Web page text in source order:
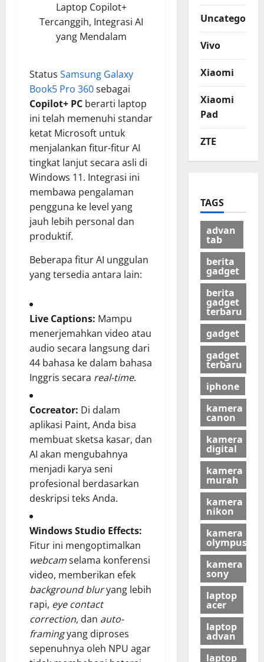
Laptop Copilot+
Tercanggih, Integrasi AI
yang Mendalam
Status Samsung Galaxy
Book5 Pro 360sebagai
Copilot+ PC berarti laptop
ini telah memenuhi standar
ketat Microsoft untuk
menjalankan fitur-fitur AI
tingkat lanjut secara asli di
Windows 11. Integrasi ini
membawa pengalaman
pengguna ke level yang
jauh lebih personal dan
produktif.
Beberapa fitur AI unggulan
yang tersedia antara lain:
Live Captions: Mampu
menerjemahkan video atau
audio secara langsung dari
44 bahasa ke dalam bahasa
Inggris secara real-time.
Cocreator: Di dalam
aplikasi Paint, Anda bisa
membuat sketsa kasar, dan
AI akan mengubahnya
menjadi karya seni
profesional berdasarkan
deskripsi teks Anda.
Windows Studio Effects:
Fitur ini mengoptimalkan
webcamselama konferensi
video, memberikan efek
background bluryang lebih
rapi, eye contact
correction, dan auto-
framingyang diproses
sepenuhnya oleh NPU agar
Vivo
Xiaomi
Xiaomi
Pad
ZTE
TAGS
advan
tab
berita
gadget
berita
gadget
terbaru
gadget
gadget
terbaru
iphone
kamera
canon
kamera
digital
kamera
murah
kamera
nikon
kamera
olympus
kamera
sony
laptop
acer
laptop
advan
laptop